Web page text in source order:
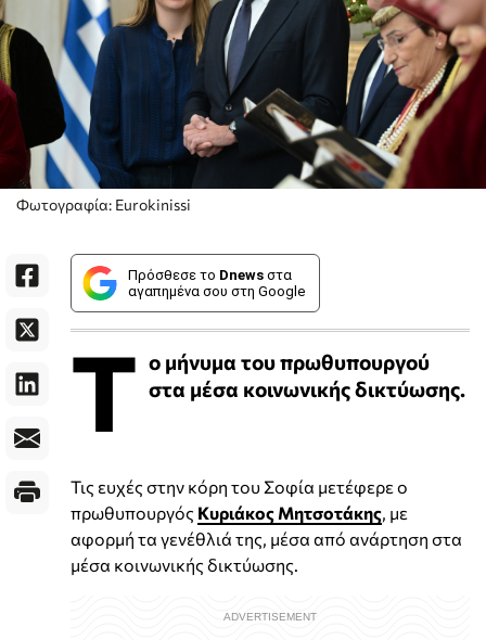
Φωτογραφία: Eurokinissi
Πρόσθεσε το Dnews στα
αγαπημένα σου στη Google
Τ ο μήνυμα του πρωθυπουργού
στα μέσα κοινωνικής δικτύωσης.
Τις ευχές στην κόρη του Σοφία μετέφερε ο
πρωθυπουργός Κυριάκος Μητσοτάκης , με
αφορμή τα γενέθλιά της, μέσα από ανάρτηση στα
μέσα κοινωνικής δικτύωσης.